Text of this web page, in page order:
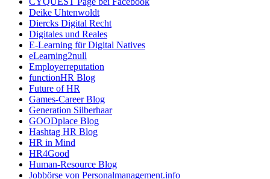
Deike Uhtenwoldt
Diercks Digital Recht
Digitales und Reales
E-Learning für Digital Natives
eLearning2null
Employerreputation
functionHR Blog
Future of HR
Games-Career Blog
Generation Silberhaar
GOODplace Blog
Hashtag HR Blog
HR in Mind
HR4Good
Human-Resource Blog
Jobbörse von Personalmanagement.info